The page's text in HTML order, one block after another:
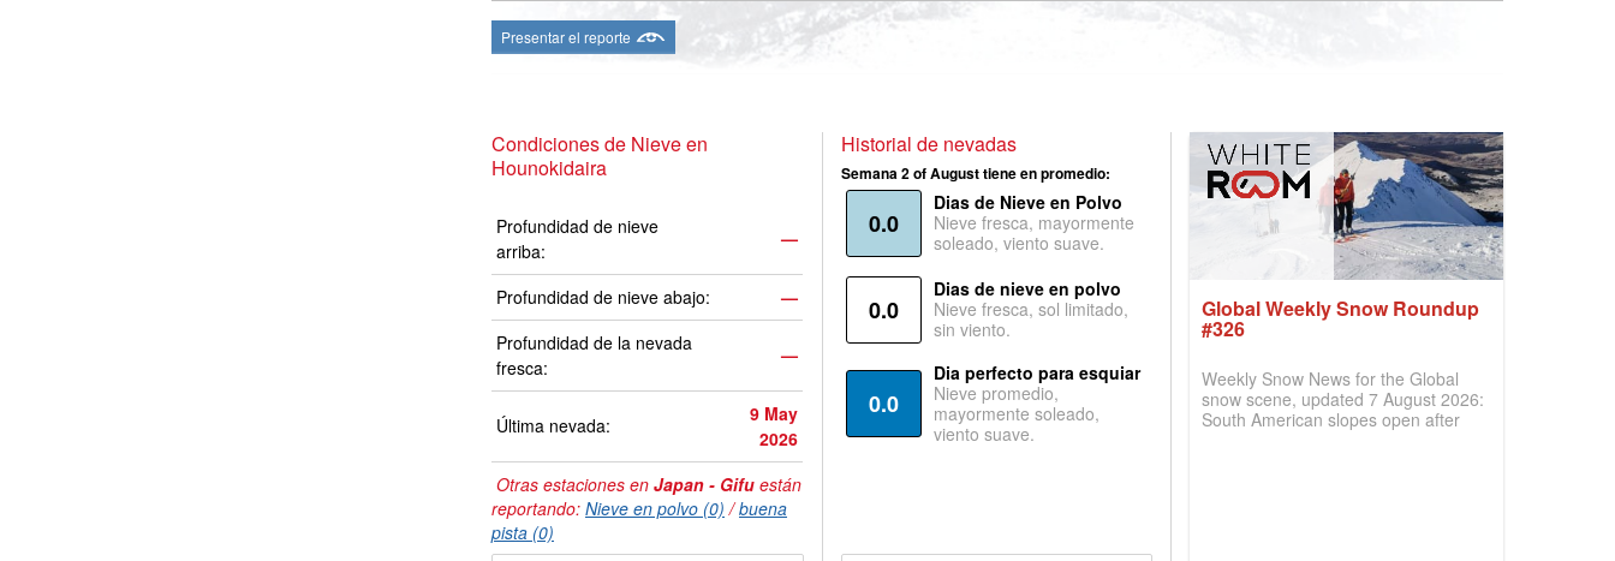
Presentar el reporte
Condiciones de Nieve en
Hounokidaira
Profundidad de nieve
arriba:
—
Profundidad de nieve abajo:
—
Profundidad de la nevada
fresca:
—
Última nevada:
9 May
2026
Otras estaciones en Japan - Gifu están
reportando: Nieve en polvo (0) /buena
pista (0)
Historial de nevadas
Semana 2 of August tiene en promedio:
0.0
Dias de Nieve en Polvo
Nieve fresca, mayormente
soleado, viento suave.
0.0
Dias de nieve en polvo
Nieve fresca, sol limitado,
sin viento.
0.0
Dia perfecto para esquiar
Nieve promedio,
mayormente soleado,
viento suave.
Global Weekly Snow Roundup
#326
Weekly Snow News for the Global
snow scene, updated 7 August 2026:
South American slopes open after